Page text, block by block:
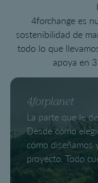
4forchange es
sostenibilidad de
todo lo que
apoya en
4forplanet
La parte que le
Desde cómo
cómo diseñamos
proyecto. Todo